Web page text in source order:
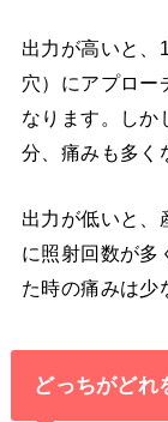
出力が高いと、
穴）にアプロー
なります。しか
分、痛みも多く
出力が低いと、
に照射回数が多
た時の痛みは少
どっちがどれ